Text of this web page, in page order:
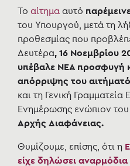
Το αίτημα αυτό
του Υπουργού, μετά τη
προθεσμίας που
Δευτέρα, 16 Νοεμβρίου
υπέβαλε ΝΕΑ προσφυγή
απόρριψης του
και τη Γενική Γραμματεία
Ενημέρωσης ενώπιον του
Αρχής Διαφάνειας.
Θυμίζουμε, επίσης, ότι η
είχε δηλώσει αναρμόδια